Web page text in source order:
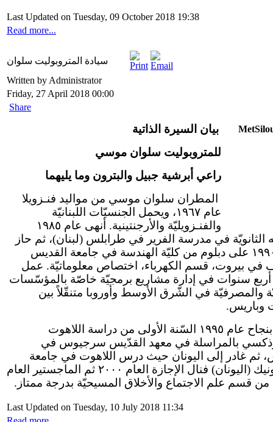
Last Updated on Tuesday, 09 October 2018 19:38
Read more...
سيادة المتروبوليت سلوان
Written by Administrator
Friday, 27 April 2018 00:00
Share
بيان السيرة الذاتية
للمتروبوليت سلوان موسي
راعي أبرشية جبيل والبترون وما يليهما
المطران سلوان موسي من مواليد فنـزويلا
عام ١٩٦٧، ويحمل الجنسيّات اللبنانيّة
والفنـزويليّة والأرجنتينية. أنهى عام ١٩٨٥
الثانويّة في مدرسة الفرير في طرابلس (لبنان)، ثم حاز
عام ١٩٩٠ على دبلوم من كليّة الهندسة في جامعة القديس
في بيروت، قسم الكهرباء، اختصاص معلوماتيّة. عمل
سنوات في إدارة مشاريع برمجيّة خاصّة بالمؤسّسات
والمصرفيّة في الشّرق الأوسط وأوروبا متنقّلاً بين
وباريس.
أنهى بنجاح عام ١٩٩٥ السّنة الأولى من دراسة اللاهوت
بالمراسلة في معهد القدّيس سرجيوس في
ثم غادر إلى اليونان حيث درس اللاهوت في جامعة
تسالونيك (اليونان) فنال الإجازة العام ٢٠٠٠ ثم الماجستير العام
Last Updated on Tuesday, 10 July 2018 11:34